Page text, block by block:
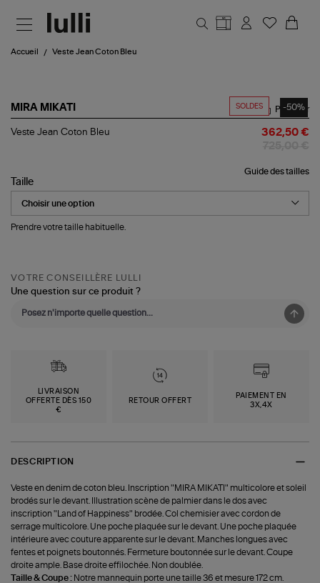
Accueil Veste Jean Coton Bleu
SOLDES -50%
MIRA MIKATI
Veste
Partager
Veste Jean Coton Bleu 362,50 €
Guide des tailles
Taille
Prendre votre taille habituelle.
VOTRE CONSEILLÈRE LULLI
Une question sur ce produit ?
LIVRAISON
OFFERTE DÈS 150
€
RETOUR OFFERT
PAIEMENT EN
3X,4X
DESCRIPTION
Veste en denim de coton bleu. Inscription "MIRA MIKATI" multicolore et soleil
brodés sur le devant. Illustration scène de palmier dans le dos avec
inscription "Land of Happiness" brodée. Col chemisier avec cordon de
serrage multicolore. Une poche plaquée sur le devant. Une poche plaquée
intérieure avec couture apparente sur le devant. Manches longues avec
fentes et poignets boutonnés. Fermeture boutonnée sur le devant. Coupe
droite ample. Base droite effilochée. Non doublée.
Taille & Coupe : Notre mannequin porte une taille 36 et mesure 172 cm.